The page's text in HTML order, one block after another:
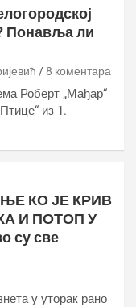
Понавља ли
8 коментара
Роберт „Мађар“
из 1.
КО ЈЕ КРИВ
И ПОТОП У
су све
у уторак рано